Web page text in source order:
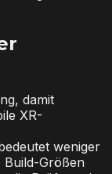
damit
XR-
weniger
Build-Größen